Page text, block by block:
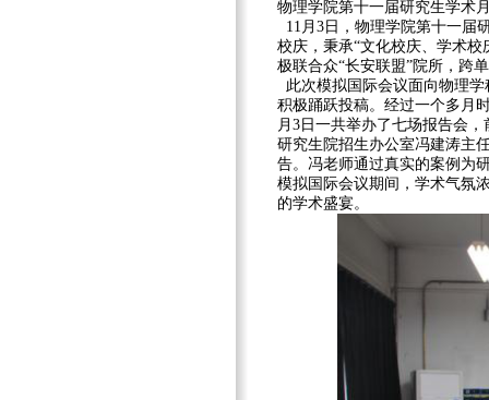
物理学院第十一届研究生学术
11月3日，物理学院第十一届
校庆，秉承“文化校庆、学术校
极联合众“长安联盟”院所， 跨
此次模拟国际会议面向物理学
积极踊跃投稿。经过一个多月
月 3 日一共举办了七场报告会，
研究生院招生办公室冯建涛主
告。冯老师通过真实的案例为
模拟国际会议期间，学术气氛
的学术盛宴。